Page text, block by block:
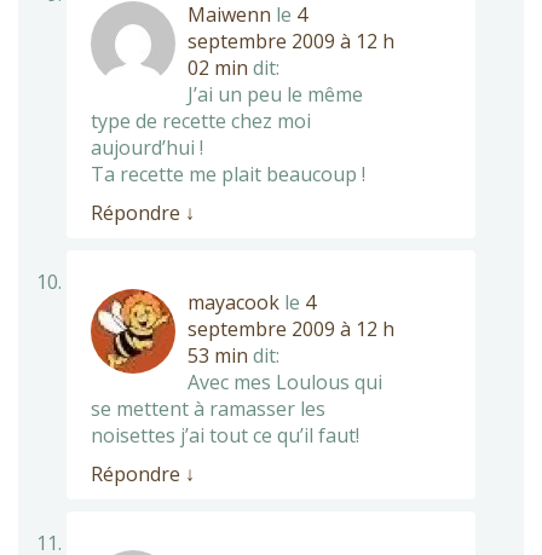
Maiwenn le 4
septembre 2009 à 12 h
02 min dit:
J’ai un peu le même
type de recette chez moi
aujourd’hui !
Ta recette me plait beaucoup !
Répondre ↓
mayacook le 4
septembre 2009 à 12 h
53 min dit:
Avec mes Loulous qui
se mettent à ramasser les
noisettes j’ai tout ce qu’il faut!
Répondre ↓